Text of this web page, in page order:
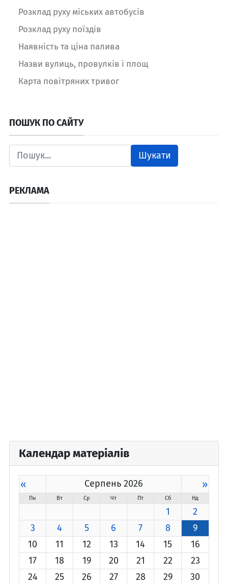
Розклад руху міських автобусів
Розклад руху поїздів
Наявність та ціна палива
Назви вулиць, провулків і площ
Карта повітряних тривог
ПОШУК ПО САЙТУ
Шукати
РЕКЛАМА
Календар матеріалів
« Серпень 2026 »
Пн Вт Ср Чт Пт Сб Нд
1
2
3
4 5 6 7 8
9
10
11 12 13 14 15
16
17
18 19 20 21 22
23
24
25 26 27 28 29 30